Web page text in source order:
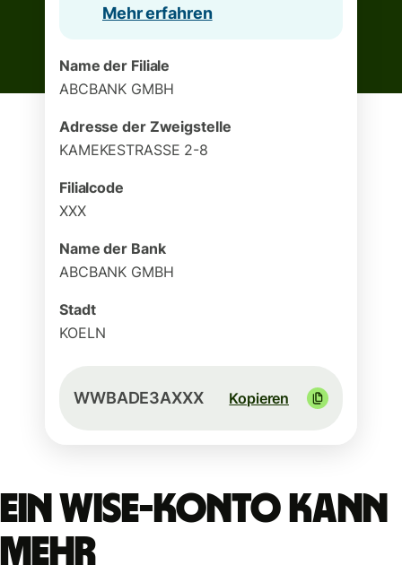
Mehr erfahren
Name der Filiale
ABCBANK GMBH
Adresse der Zweigstelle
KAMEKESTRASSE 2-8
Filialcode
XXX
Name der Bank
ABCBANK GMBH
Stadt
KOELN
WWBADE3AXXX Kopieren
Ein Wise-Konto kann
mehr